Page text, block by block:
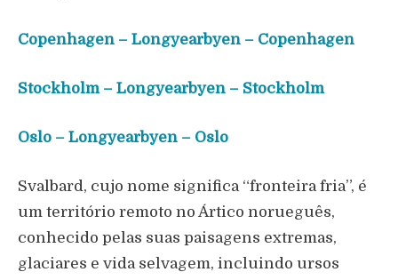
Copenhagen – Longyearbyen – Copenhagen
Stockholm – Longyearbyen – Stockholm
Oslo – Longyearbyen – Oslo
Svalbard, cujo nome significa “fronteira fria”, é
um território remoto no Ártico norueguês,
conhecido pelas suas paisagens extremas,
glaciares e vida selvagem, incluindo ursos